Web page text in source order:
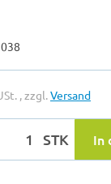
, zzgl.Versand
STK In